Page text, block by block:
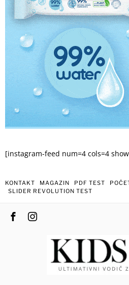
[instagram-feed num=4 cols=4
KONTAKT MAGAZIN PDF TEST
SLIDER REVOLUTION TEST